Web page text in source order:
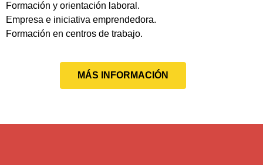
Formación y orientación laboral.
Empresa e iniciativa emprendedora.
Formación en centros de trabajo.
MÁS INFORMACIÓN